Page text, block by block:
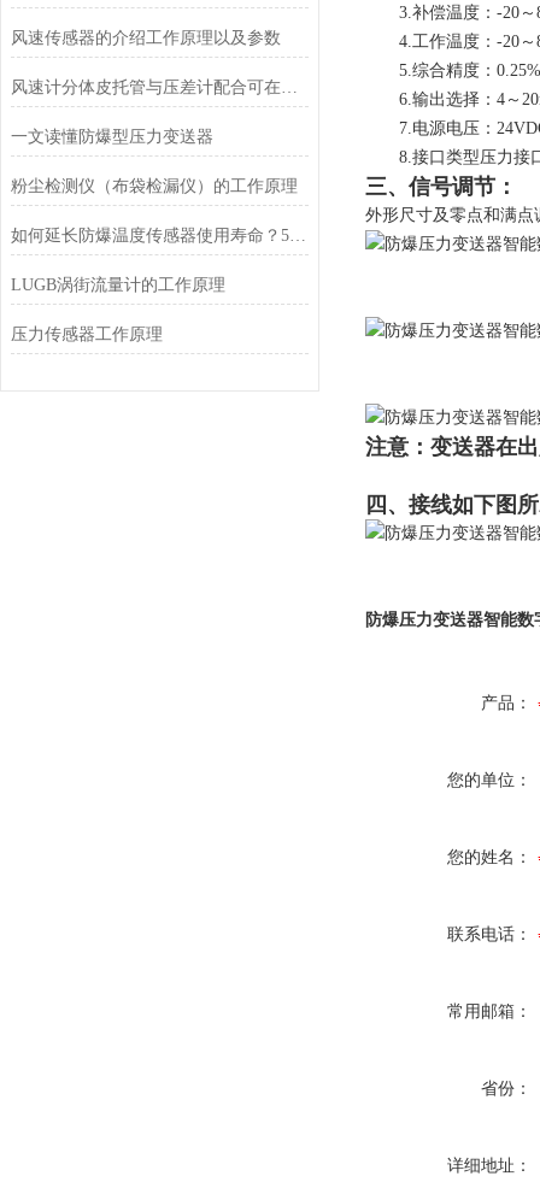
风速传感器的介绍工作原理以及参数
风速计分体皮托管与压差计配合可在哪些场合使用？
一文读懂防爆型压力变送器
粉尘检测仪（布袋检漏仪）的工作原理
如何延长防爆温度传感器使用寿命？5个高危环境保养技巧
LUGB涡街流量计的工作原理
压力传感器工作原理
3.补偿温度：-20～
4.工作温度：-20～
5.综合精度：0.25%
6.输出选择：4～
7.电源电压：
8.接口类型压力接口
三、信号调节：
外形尺寸及零点和满
注意：变送器在
四、接线如下图
防爆压力变送器智能数
产品：
您的单位：
您的姓名：
联系电话：
常用邮箱：
省份：
详细地址：